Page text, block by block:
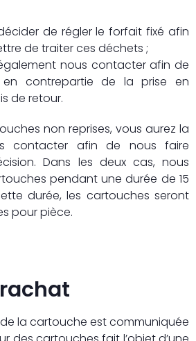
de régler le forfait fixé afin
de traiter ces déchets ;
nous contacter afin de
en contrepartie de la prise en
de retour.
non reprises, vous aurez la
contacter afin de nous faire
Dans les deux cas, nous
pendant une durée de 15
durée, les cartouches seront
pour pièce.
la cartouche est communiquée